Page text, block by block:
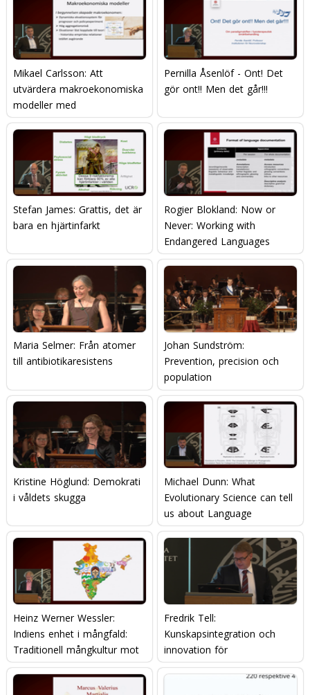
Mikael Carlsson: Att
utvärdera makroekonomiska
modeller med
mikroekonomisk data
Pernilla Åsenlöf - Ont! Det
gör ont!! Men det går!!!
Stefan James: Grattis, det är
bara en hjärtinfarkt
Rogier Blokland: Now or
Never: Working with
Endangered Languages
Maria Selmer: Från atomer
till antibiotikaresistens
Johan Sundström:
Prevention, precision och
population
Kristine Höglund: Demokrati
i våldets skugga
Michael Dunn: What
Evolutionary Science can tell
us about Language
Heinz Werner Wessler:
Indiens enhet i mångfald:
Traditionell mångkultur mot
modern nationalism?
Fredrik Tell:
Kunskapsintegration och
innovation för
konkurrenskraft